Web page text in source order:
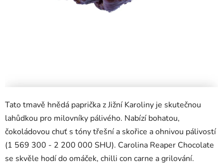
Tato tmavě hnědá paprička z Jižní Karoliny je skutečnou
lahůdkou pro milovníky pálivého. Nabízí bohatou,
čokoládovou chuť s tóny třešní a skořice a ohnivou pálivostí
(1 569 300 - 2 200 000 SHU). Carolina Reaper Chocolate
se skvěle hodí do omáček, chilli con carne a grilování.